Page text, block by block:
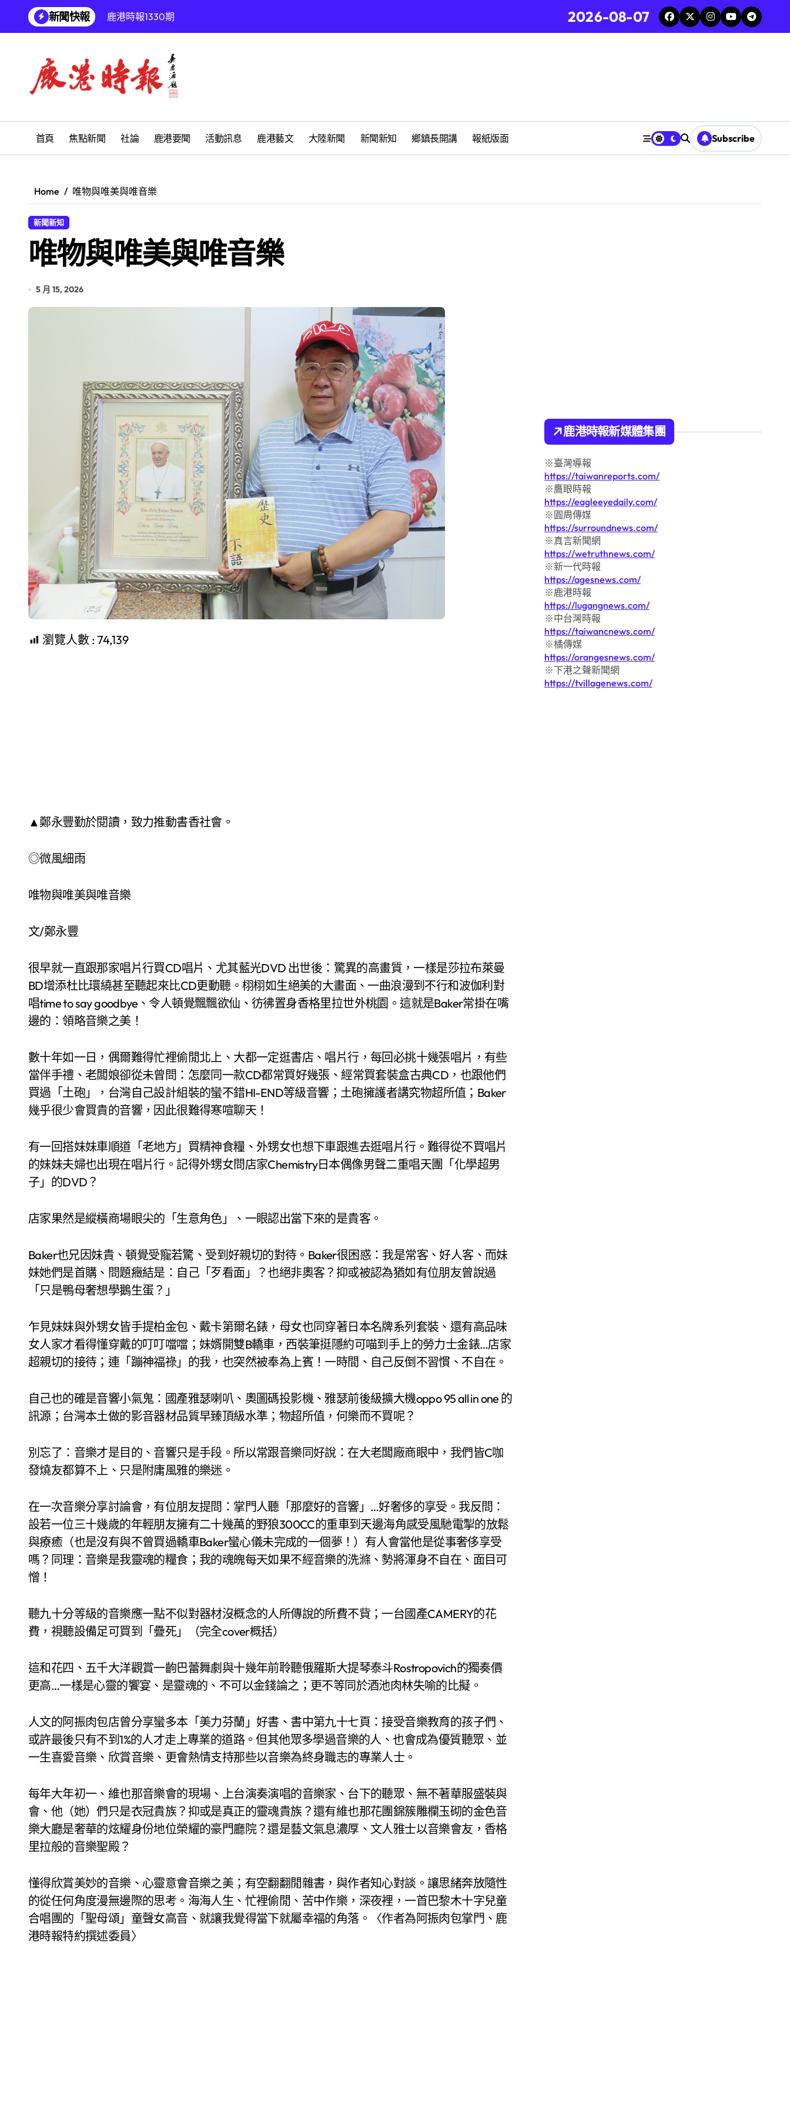
content
新聞快報
鹿港時報1330期
增殖放流超65萬尾魚苗 兩岸學生共營環保生態環境
【第十四屆海峽青年薈】兩岸青年福州體驗水上運動
兩岸青年齊聚福州共話農文旅融合發展
為鰻魚產業注入活水 找回養殖業者的春天
SUM順興汽車
2026-08-07
首頁 焦點新聞 社論 鹿港要聞 活動訊息 鹿港藝文 大陸新聞 新聞新知 鄉鎮長開講 報紙版面 Subscribe
Home 唯物與唯美與唯音樂
新聞新知
唯物與唯美與唯音樂
5 月 15, 2026
瀏覽人數 : 74,139
▲鄭永豐勤於閱讀，致力推動書香社會。
◎微風細雨
唯物與唯美與唯音樂
文/鄭永豐
很早就一直跟那家唱片行買CD唱片、尤其藍光DVD 出世後：驚異的高畫質，一樣是莎拉布萊曼
BD增添杜比環繞甚至聽起來比CD更動聽。栩栩如生絕美的大畫面、一曲浪漫到不行和波伽利對
唱time to say goodbye、令人頓覺飄飄欲仙、彷彿置身香格里拉世外桃園。這就是Baker常掛在嘴
邊的：領略音樂之美！
數十年如一日，偶爾難得忙裡偷閒北上、大都一定逛書店、唱片行，每回必挑十幾張唱片，有些
當伴手禮、老闆娘卻從未曾問：怎麼同一款CD都常買好幾張、經常買套裝盒古典CD，也跟他們
買過「土砲」，台灣自己設計組裝的蠻不錯HI-END等級音響；土砲擁護者講究物超所值；Baker
幾乎很少會買貴的音響，因此很難得寒喧聊天！
有一回搭妹妹車順道「老地方」買精神食糧、外甥女也想下車跟進去逛唱片行。難得從不買唱片
的妹妹夫婦也出現在唱片行。記得外甥女問店家Chemistry日本偶像男聲二重唱天團「化學超男
子」的DVD？
店家果然是縱橫商場眼尖的「生意角色」、一眼認出當下來的是貴客。
Baker也兄因妹貴、頓覺受寵若驚、受到好親切的對待。Baker很困惑：我是常客、好人客、而妹
妹她們是首購、問題癥結是：自己「歹看面」？也絕非奧客？抑或被認為猶如有位朋友曾說過
「只是鴨母奢想學鵝生蛋？」
乍見妹妹與外甥女皆手提柏金包、戴卡第爾名錶，母女也同穿著日本名牌系列套裝、還有高品味
女人家才看得懂穿戴的叮叮噹噹；妹婿開雙B轎車，西裝筆挺隱約可喵到手上的勞力士金錶…店家
超親切的接待；連「蹦神福祿」的我，也突然被奉為上賓！一時間、自己反倒不習慣、不自在。
自己也的確是音響小氣鬼：國產雅瑟喇叭、奧圖碼投影機、雅瑟前後級擴大機oppo 95 all in one 的
訊源；台灣本土做的影音器材品質早臻頂級水準；物超所值，何樂而不買呢？
別忘了：音樂才是目的、音響只是手段。所以常跟音樂同好說：在大老闆廠商眼中，我們皆C咖
發燒友都算不上、只是附庸風雅的樂迷。
在一次音樂分享討論會，有位朋友提問：掌門人聽「那麼好的音響」…好奢侈的享受。我反問：
設若一位三十幾歲的年輕朋友擁有二十幾萬的野狼300CC的重車到天邊海角感受風馳電掣的放鬆
與療癒（也是沒有與不曾買過轎車Baker蠻心儀未完成的一個夢！）有人會當他是從事奢侈享受
嗎？同理：音樂是我靈魂的糧食；我的魂魄每天如果不經音樂的洗滌、勢將渾身不自在、面目可
憎！
聽九十分等級的音樂應一點不似對器材沒概念的人所傳說的所費不貲；一台國產CAMERY的花
費，視聽設備足可買到「疊死」（完全cover概括）
這和花四、五千大洋觀賞一齣巴蕾舞劇與十幾年前聆聽俄羅斯大提琴泰斗Rostropovich的獨奏價
更高…一樣是心靈的饗宴、是靈魂的、不可以金錢論之；更不等同於酒池肉林失喻的比擬。
人文的阿振肉包店曾分享蠻多本「美力芬蘭」好書、書中第九十七頁：接受音樂教育的孩子們、
或許最後只有不到1%的人才走上專業的道路。但其他眾多學過音樂的人、也會成為優質聽眾、並
一生喜愛音樂、欣賞音樂、更會熱情支持那些以音樂為終身職志的專業人士。
每年大年初一、維也那音樂會的現場、上台演奏演唱的音樂家、台下的聽眾、無不著華服盛裝與
會、他（她）們只是衣冠貴族？抑或是真正的靈魂貴族？還有維也那花團錦簇雕欄玉砌的金色音
樂大廳是奢華的炫耀身份地位榮耀的豪門廳院？還是藝文氣息濃厚、文人雅士以音樂會友，香格
里拉般的音樂聖殿？
懂得欣賞美妙的音樂、心靈意會音樂之美；有空翻翻閒雜書，與作者知心對談。讓思緒奔放隨性
的從任何角度漫無邊際的思考。海海人生、忙裡偷閒、苦中作樂，深夜裡，一首巴黎木十字兒童
合唱團的「聖母頌」童聲女高音、就讓我覺得當下就屬幸福的角落。〈作者為阿振肉包掌門、鹿
港時報特約撰述委員〉
鹿港時報新媒體集團
※臺灣導報
https://taiwanreports.com/
※鷹眼時報
https://eagleeyedaily.com/
※圓周傳媒
https://surroundnews.com/
※真言新聞網
https://wetruthnews.com/
※新一代時報
https://agesnews.com/
※鹿港時報
https://lugangnews.com/
※中台灣時報
https://taiwancnews.com/
※橘傳媒
https://orangesnews.com/
※下港之聲新聞網
https://tvillagenews.com/